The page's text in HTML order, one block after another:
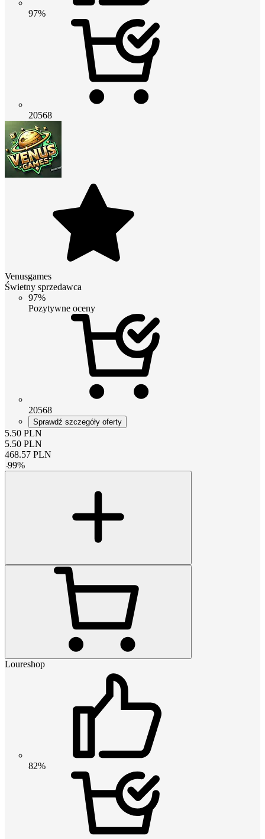
97%
20568
Venusgames
Świetny sprzedawca
97%
Pozytywne oceny
20568
Sprawdź szczegóły oferty
5.50 PLN
5.50 PLN
468.57 PLN
-99%
Loureshop
82%